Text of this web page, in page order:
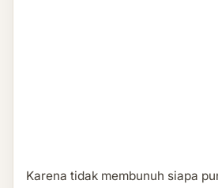
Karena tidak membunuh siapa